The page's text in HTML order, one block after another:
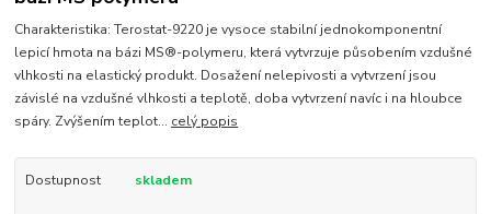
Charakteristika: Terostat-9220 je vysoce stabilní jednokomponentní
lepicí hmota na bázi MS®-polymeru, která vytvrzuje působením vzdušné
vlhkosti na elastický produkt. Dosažení nelepivosti a vytvrzení jsou
závislé na vzdušné vlhkosti a teplotě, doba vytvrzení navíc i na hloubce
spáry. Zvýšením teplot... celý popis
Dostupnost skladem